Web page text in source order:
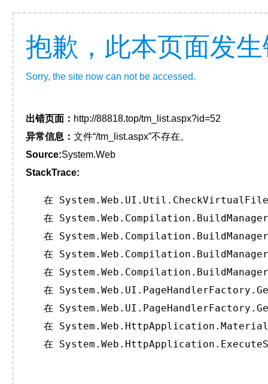
抱歉，此本页面发
Sorry, the site now can not be accessed.
出错页面： http://88818.top/tm_list.aspx?id=52
异常信息： 文件“/tm_list.aspx”不存在。
Source:System.Web
StackTrace:
在
在
在
在
在
在
在
在
在